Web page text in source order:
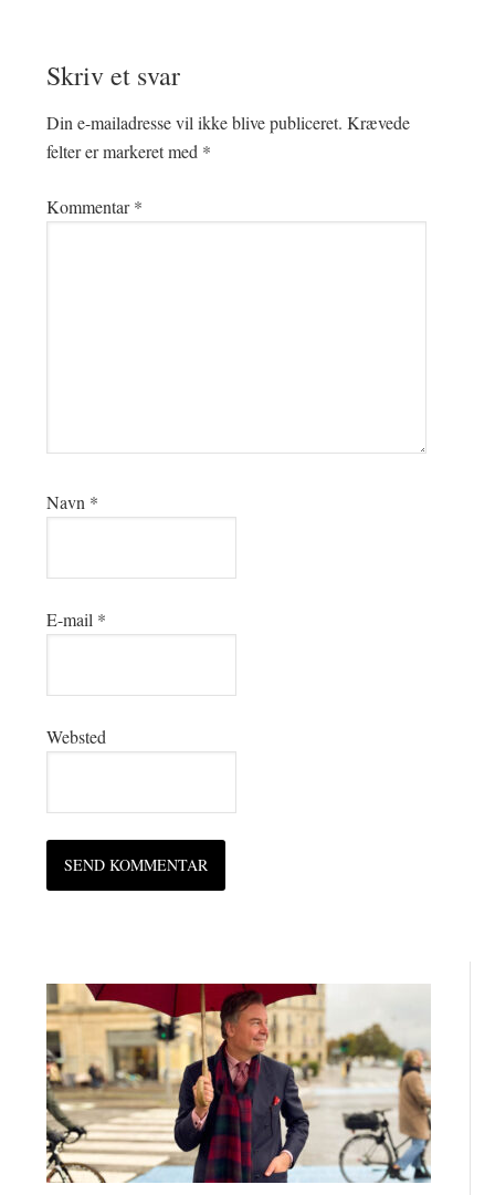
Skriv et svar
Din e-mailadresse vil ikke blive publiceret. Krævede
felter er markeret med *
Kommentar*
Navn *
E-mail *
Websted